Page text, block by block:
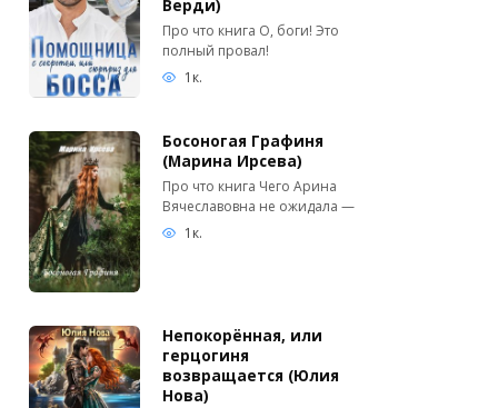
Верди)
Про что книга О, боги! Это
полный провал!
1к.
Босоногая Графиня
(Марина Ирсева)
Про что книга Чего Арина
Вячеславовна не ожидала —
1к.
Непокорённая, или
герцогиня
возвращается (Юлия
Нова)